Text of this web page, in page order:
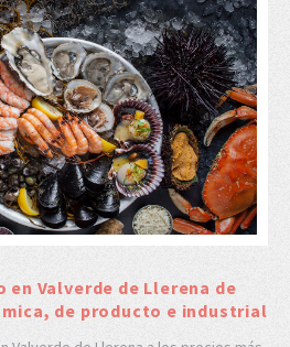
Valverde de Llerena de
de producto e industrial